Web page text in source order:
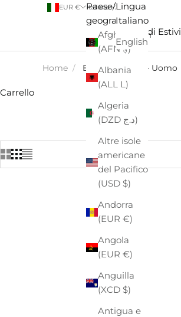
Saldi Estivi
EUR €
Paese/Area
geografica
Afghanistan
(AFN ؋)
Albania
(ALL L)
Algeria
(DZD د.ج)
Altre isole
americane
del Pacifico
(USD $)
Andorra
(EUR €)
Angola
(EUR €)
Anguilla
(XCD $)
Antigua e
Italiano
Lingua
Italiano
English
Home / BIRKENSTOCK - Uomo
Carrello